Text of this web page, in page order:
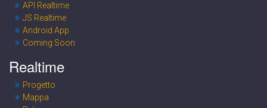
API Realtime
JS Realtime
Android App
Coming Soon
Realtime
Progetto
Mappa